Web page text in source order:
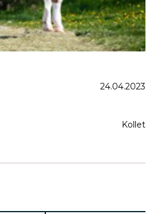
24.04.2023
Kollet